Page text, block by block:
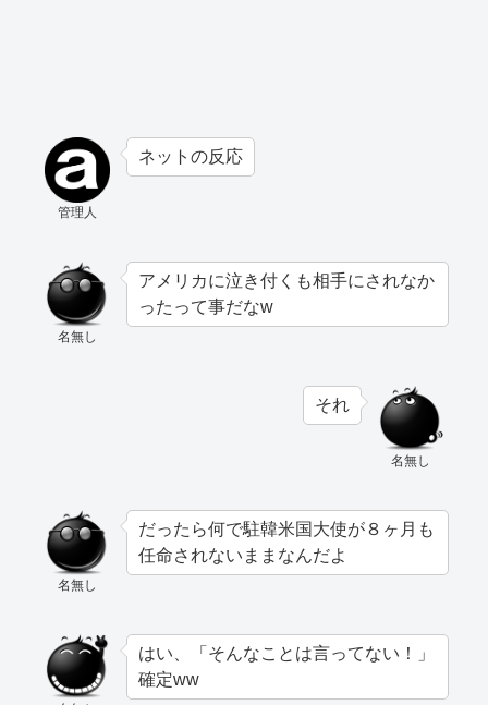
管理人
ネットの反応
名無し
アメリカに泣き付くも相手にされなか
ったって事だなw
名無し
それ
名無し
だったら何で駐韓米国大使が８ヶ月も
任命されないままなんだよ
はい、「そんなことは言ってない！」
確定ww